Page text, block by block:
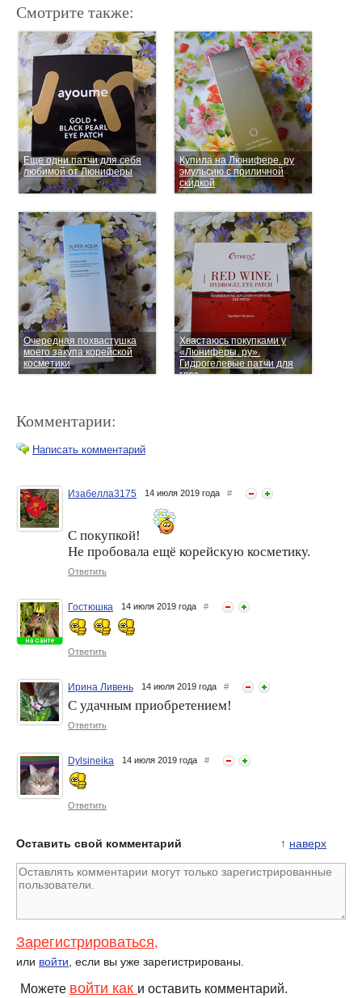
Смотрите также:
Еще одни патчи для себя
любимой от Люниферы
Купила на Люнифере. ру
эмульсию с приличной
скидкой
Очередная похвастушка
моего закупа корейской
косметики
Хвастаюсь покупками у
«Люниферы. ру».
Гидрогелевые патчи для
глаз
Прекрасный бьюти-бокс
LUNIFERA BOX
Мультимаска + подробный
разбор каждой маски
Бьюти бокс от GLAMBOX.
Разминка для мозгов
любительниц бьюти-боксов
Комментарии:
Написать комментарий
Изабелла3175 14 июля 2019 года #
С покупкой!
Не пробовала ещё корейскую косметику.
Ответить
Гостюшка 14 июля 2019 года #
Ответить
Ирина Ливень 14 июля 2019 года #
С удачным приобретением!
Ответить
Dylsineika 14 июля 2019 года #
Ответить
↑ наверх
Оставить свой комментарий
Зарегистрироваться,
или войти, если вы уже зарегистрированы.
Можете войти как и оставить комментарий.